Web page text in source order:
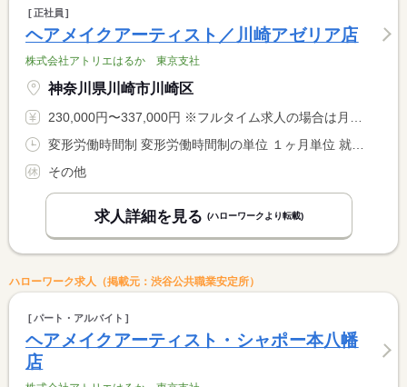
正社員
ヘアメイクアーティスト／川崎アゼリア店
株式会社アトリエはるか 東京支社
神奈川県川崎市川崎区
230,000円〜337,000円 ※フルタイム求人の場合は月額（換算額）、パート求人の場合は時間額を表示しています。
その他
求人詳細を見る (ハローワークより転載)
ハローワーク求人（掲載元：渋谷公共職業安定所）
パート・アルバイト
ヘアメイクアーティスト・シャポー本八幡
店